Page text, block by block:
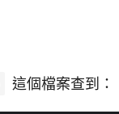
這個檔案查到：